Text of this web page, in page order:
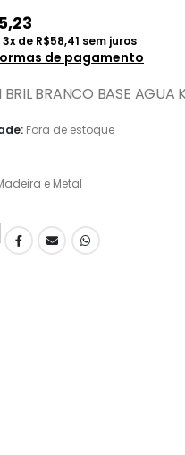
3x de R$58,41 sem juros
de pagamento
BRANCO BASE AGUA
Fora de estoque
e Metal